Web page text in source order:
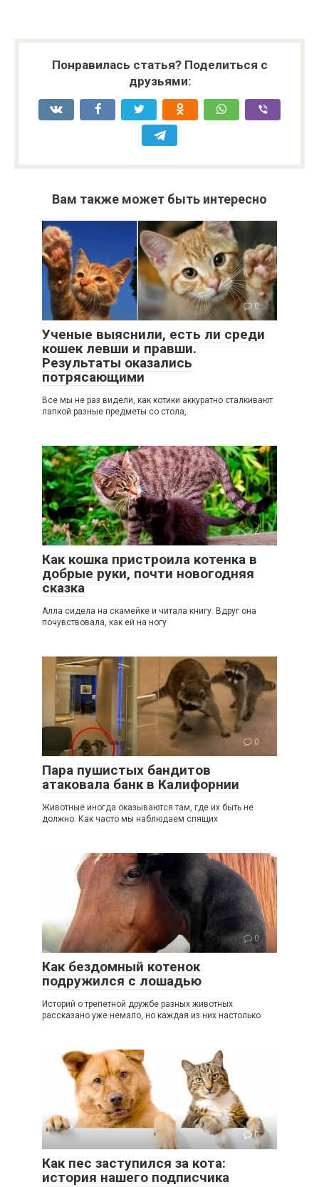
Понравилась статья? Поделиться с
друзьями:
Вам также может быть интересно
0
Ученые выяснили, есть ли среди
кошек левши и правши.
Результаты оказались
потрясающими
Все мы не раз видели, как котики аккуратно сталкивают
лапкой разные предметы со стола,
2
Как кошка пристроила котенка в
добрые руки, почти новогодняя
сказка
Алла сидела на скамейке и читала книгу. Вдруг она
почувствовала, как ей на ногу
0
Пара пушистых бандитов
атаковала банк в Калифорнии
Животные иногда оказываются там, где их быть не
должно. Как часто мы наблюдаем спящих
0
Как бездомный котенок
подружился с лошадью
Историй о трепетной дружбе разных животных
рассказано уже немало, но каждая из них настолько
0
Как пес заступился за кота:
история нашего подписчика